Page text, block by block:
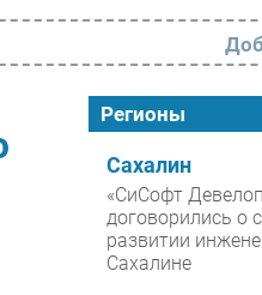
РАЗДЕЛЫ
Новости
Аналитика
Интервью
Регионы
Сахалин
«СиСофт
договорились о
развитии
Сахалине